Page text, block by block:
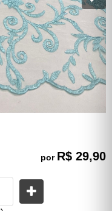
por R$ 29,90